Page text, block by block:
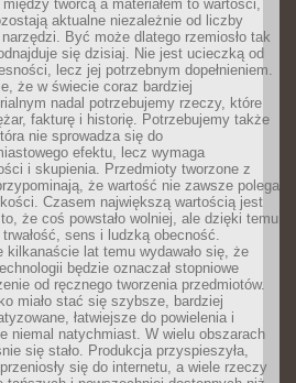
twórcą a materiałem to wartości,
aktualne niezależnie od liczby
Być może dlatego rzemiosło tak
się dzisiaj. Nie jest ucieczką od
lecz jej potrzebnym dopełnieniem.
że w świecie coraz bardziej
nadal potrzebujemy rzeczy, które
fakturę i historię. Potrzebujemy także
nie sprowadza się do
efektu, lecz wymaga
i skupienia. Przedmioty tworzone z
że wartość nie zawsze polega
Czasem największą wartością jest
to, że coś powstało wolniej, ale dzięki temu
trwałość, sens i ludzką obecność.
kilkanaście lat temu wydawało się, że
będzie oznaczał stopniowe
od ręcznego tworzenia przedmiotów.
miało stać się szybsze, bardziej
łatwiejsze do powielenia i
niemal natychmiast. W wielu obszarach
się stało. Produkcja przyspieszyła,
się do internetu, a wiele rzeczy